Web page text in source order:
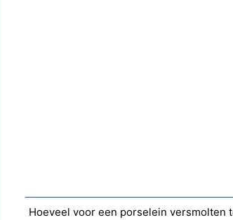
Hoeveel voor een porselein versmolten